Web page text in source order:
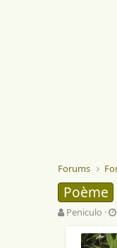
Forums
Poème
A
u
Peniculo